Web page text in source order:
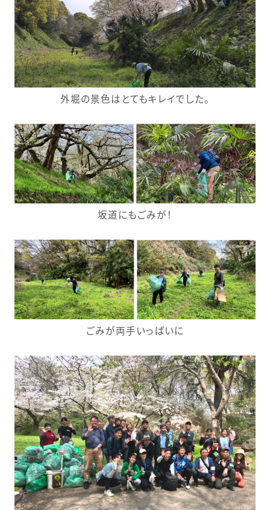
外堀の景色はとてもキレイでした。
坂道にもごみが！
ごみが両手いっぱいに